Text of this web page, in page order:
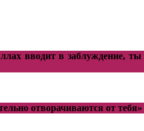
вводит в заблуждение,
отворачиваются от тебя»